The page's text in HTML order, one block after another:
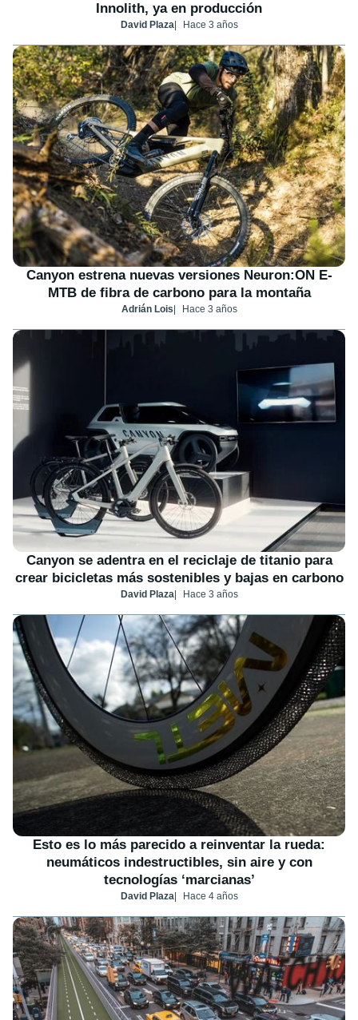
Innolith, ya en producción
David Plaza Hace 3 años
Canyon estrena nuevas versiones Neuron:ON E-
MTB de fibra de carbono para la montaña
Adrián Lois Hace 3 años
Canyon se adentra en el reciclaje de titanio para
crear bicicletas más sostenibles y bajas en carbono
David Plaza Hace 3 años
Esto es lo más parecido a reinventar la rueda:
neumáticos indestructibles, sin aire y con
tecnologías ‘marcianas’
David Plaza Hace 4 años